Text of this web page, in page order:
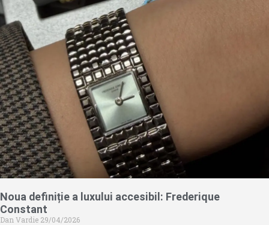
Noua definiție a luxului accesibil: Frederique
Constant
Dan Vardie 29/04/2026